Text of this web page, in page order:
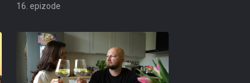
16. epizode